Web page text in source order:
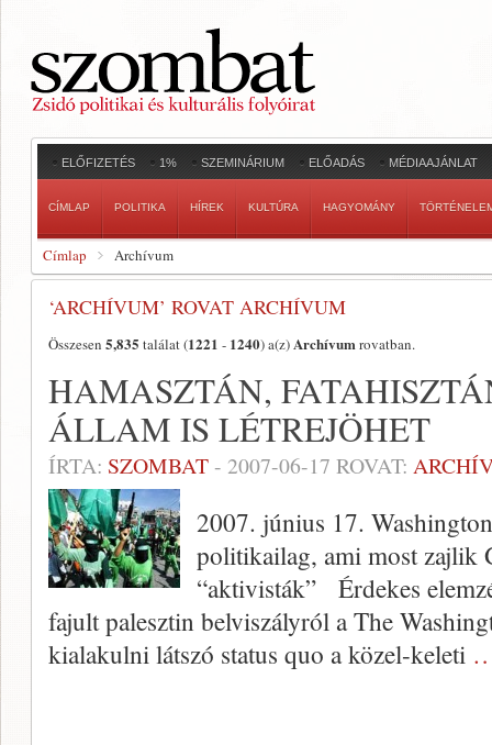
ELŐFIZETÉS 1% SZEMINÁRIUM ELŐADÁS MÉDIAAJÁNLAT
CÍMLAP POLITIKA HÍREK KULTÚRA HAGYOMÁNY
Címlap Archívum
‘ARCHÍVUM’ ROVAT ARCHÍVUM
Összesen 5,835 találat (1221 - 1240) a(z)Archívumrovatban.
HAMASZTÁN,
ÁLLAM IS LÉTREJÖHET
ÍRTA: SZOMBAT- 2007-06-17 ROVAT:
2007. június 17.
politikailag, ami most
“aktivisták” Érdekes
fajult palesztin belviszályról a The
kialakulni látszó status quo a közel-keleti